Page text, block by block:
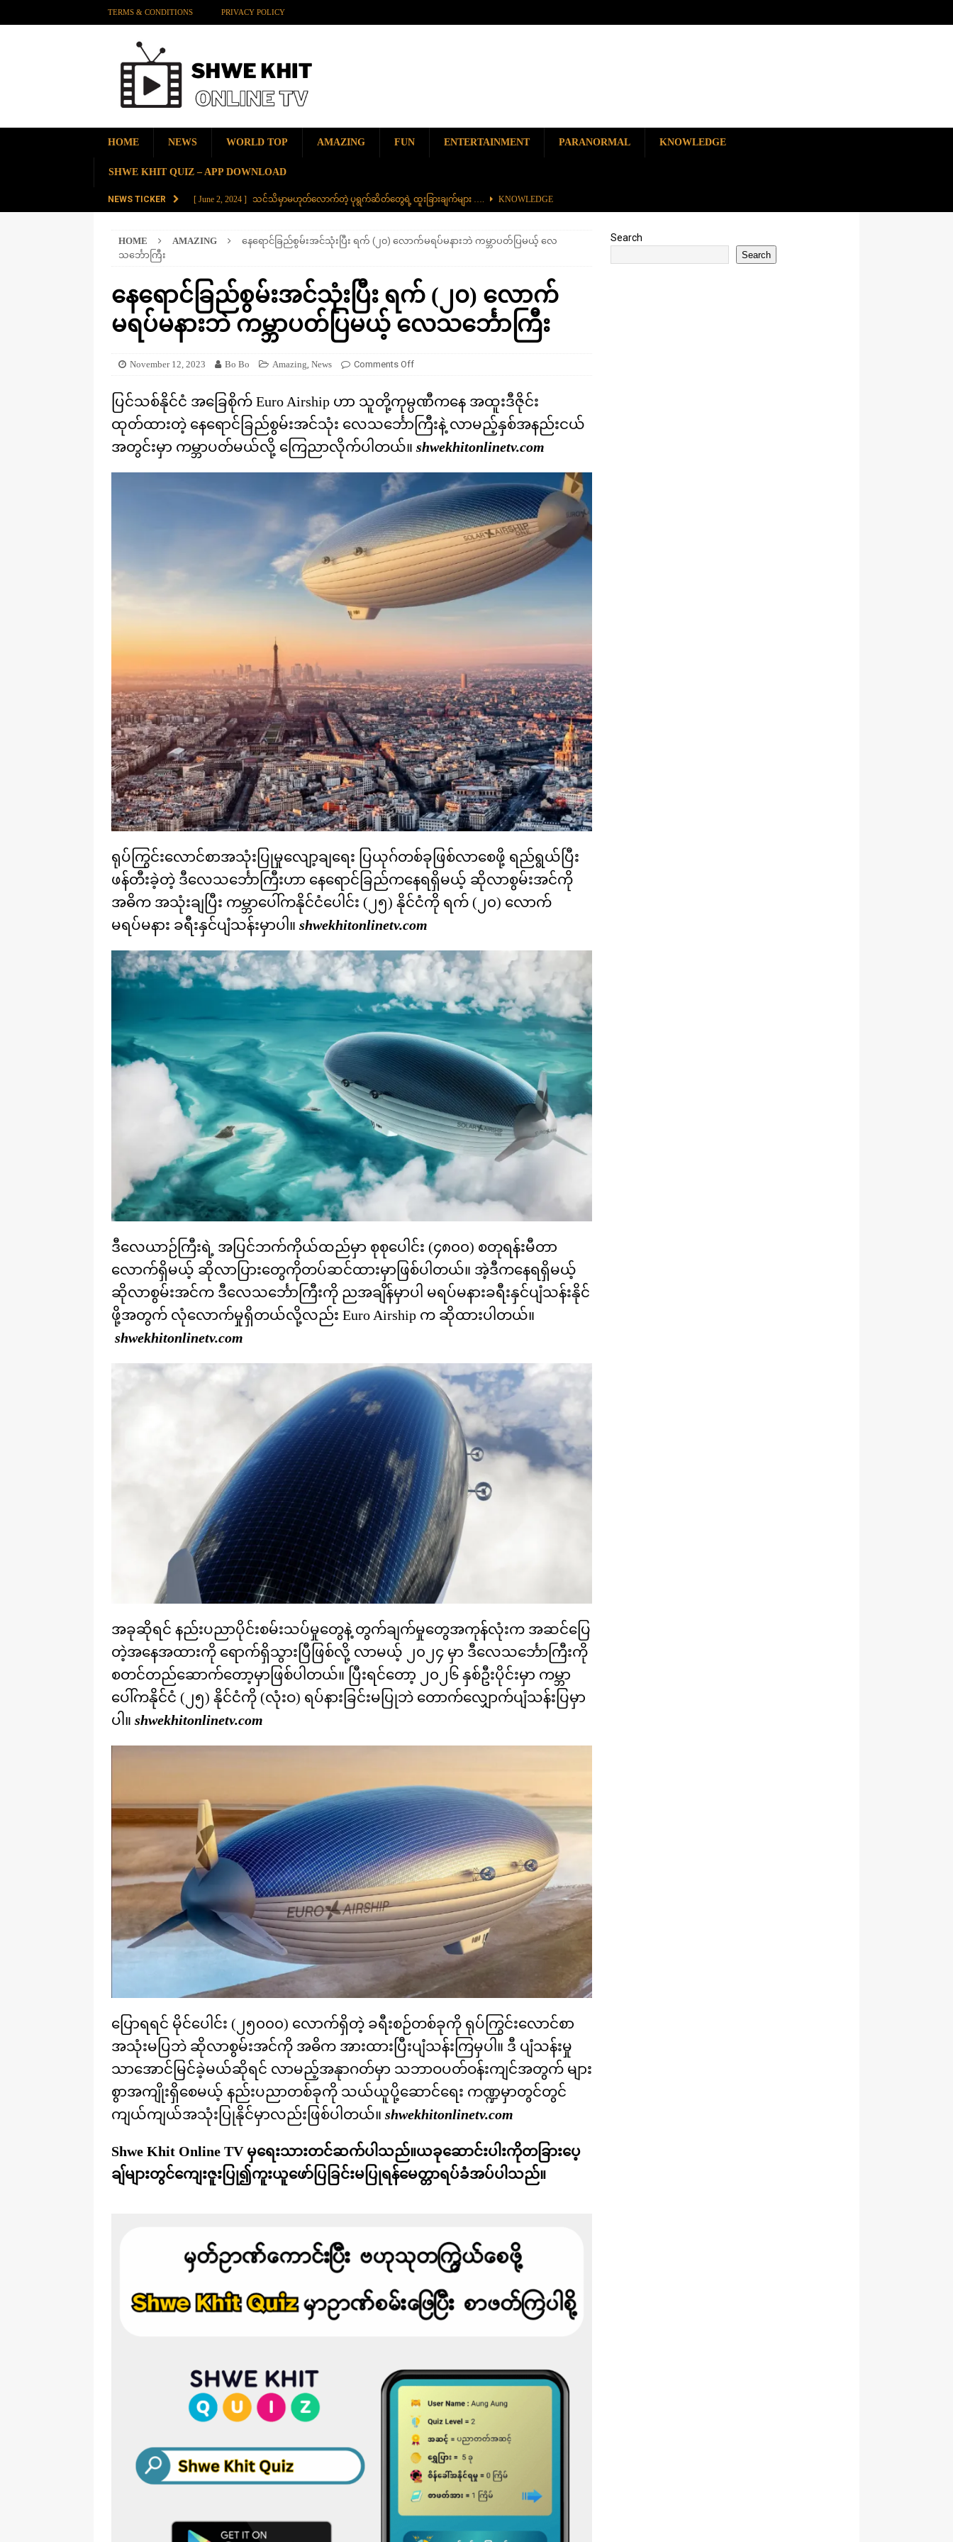
TERMS & CONDITIONS PRIVACY POLICY
HOME NEWS WORLD TOP AMAZING FUN ENTERTAINMENT PARANORMAL KNOWLEDGE
SHWE KHIT QUIZ – APP DOWNLOAD
NEWS TICKER [ June 2, 2024 ] သင်သိမှာမဟုတ်လောက်တဲ့ ပုရွက်ဆိတ်တွေရဲ့ ထူးခြားချက်များ …. KNOWLEDGE
[ November 28, 2023 ] တွဲပေါင်း (၆၀၀) ကျော်နဲ့ ကမ္ဘာ့အရှည်ဆုံး မီးရထားကြီး KNOWLEDGE
[ August 20, 2025 ] ဒိုင်နိုဆောတွေကို မျိုးတုံးစေခဲ့တဲ့ ဥက္ကာခဲကြီးရဲ့ အဖျက်စွမ်းအား ဘယ်လောက်ရှိခဲ့လဲ
HOME AMAZING
နေရောင်ခြည်စွမ်းအင်သုံးပြီး ရက် (၂၀) လောက်မရပ်မနားဘဲ ကမ္ဘာပတ်ပြမယ့် လေ
သင်္ဘောကြီး
နေရောင်ခြည်စွမ်းအင်သုံးပြီး ရက် (၂၀) လောက်
မရပ်မနားဘဲ ကမ္ဘာပတ်ပြမယ့် လေသင်္ဘောကြီး
November 12, 2023 Bo Bo Amazing, News Comments Off
ပြင်သစ်နိုင်ငံ အခြေစိုက် Euro Airship ဟာ သူတို့ကုမ္ပဏီကနေ အထူးဒီဇိုင်း
ထုတ်ထားတဲ့ နေရောင်ခြည်စွမ်းအင်သုံး လေသင်္ဘောကြီးနဲ့ လာမည့်နှစ်အနည်းငယ်
အတွင်းမှာ ကမ္ဘာပတ်မယ်လို့ ကြေညာလိုက်ပါတယ်။ shwekhitonlinetv.com
ရုပ်ကြွင်းလောင်စာအသုံးပြုမှုလျော့ချရေး ပြယုဂ်တစ်ခုဖြစ်လာစေဖို့ ရည်ရွယ်ပြီး
ဖန်တီးခဲ့တဲ့ ဒီလေသင်္ဘောကြီးဟာ နေရောင်ခြည်ကနေရရှိမယ့် ဆိုလာစွမ်းအင်ကို
အဓိက အသုံးချပြီး ကမ္ဘာပေါ်ကနိုင်ငံပေါင်း (၂၅) နိုင်ငံကို ရက် (၂၀) လောက်
မရပ်မနား ခရီးနှင်ပျံသန်းမှာပါ။ shwekhitonlinetv.com
ဒီလေယာဉ်ကြီးရဲ့ အပြင်ဘက်ကိုယ်ထည်မှာ စုစုပေါင်း (၄၈၀၀) စတုရန်းမီတာ
လောက်ရှိမယ့် ဆိုလာပြားတွေကိုတပ်ဆင်ထားမှာဖြစ်ပါတယ်။ အဲ့ဒီကနေရရှိမယ့်
ဆိုလာစွမ်းအင်က ဒီလေသင်္ဘောကြီးကို ညအချိန်မှာပါ မရပ်မနားခရီးနှင်ပျံသန်းနိုင်
ဖို့အတွက် လုံလောက်မှုရှိတယ်လို့လည်း Euro Airship က ဆိုထားပါတယ်။
shwekhitonlinetv.com
အခုဆိုရင် နည်းပညာပိုင်းစမ်းသပ်မှုတွေနဲ့ တွက်ချက်မှုတွေအကုန်လုံးက အဆင်ပြေ
တဲ့အနေအထားကို ရောက်ရှိသွားပြီဖြစ်လို့ လာမယ့် ၂၀၂၄ မှာ ဒီလေသင်္ဘောကြီးကို
စတင်တည်ဆောက်တော့မှာဖြစ်ပါတယ်။ ပြီးရင်တော့ ၂၀၂၆ နှစ်ဦးပိုင်းမှာ ကမ္ဘာ
ပေါ်ကနိုင်ငံ (၂၅) နိုင်ငံကို (လုံးဝ) ရပ်နားခြင်းမပြုဘဲ တောက်လျှောက်ပျံသန်းပြမှာ
ပါ။ shwekhitonlinetv.com
ပြောရရင် မိုင်ပေါင်း (၂၅၀၀၀) လောက်ရှိတဲ့ ခရီးစဉ်တစ်ခုကို ရုပ်ကြွင်းလောင်စာ
အသုံးမပြဘဲ ဆိုလာစွမ်းအင်ကို အဓိက အားထားပြီးပျံသန်းကြမှပါ။ ဒီ ပျံသန်းမှု
သာအောင်မြင်ခဲ့မယ်ဆိုရင် လာမည့်အနုာဂတ်မှာ သဘာဝပတ်ဝန်းကျင်အတွက် များ
စွာအကျိုးရှိစေမယ့် နည်းပညာတစ်ခုကို သယ်ယူပို့ဆောင်ရေး ကဏ္ဍမှာတွင်တွင်
ကျယ်ကျယ်အသုံးပြုနိုင်မှာလည်းဖြစ်ပါတယ်။ shwekhitonlinetv.com
Shwe Khit Online TV မှရေးသားတင်ဆက်ပါသည်။ယခုဆောင်းပါးကိုတခြားပေ့
ချ်များတွင်ကျေးဇူးပြု၍ကူးယူဖော်ပြခြင်းမပြုရန်မေတ္တာရပ်ခံအပ်ပါသည်။
Search
Search